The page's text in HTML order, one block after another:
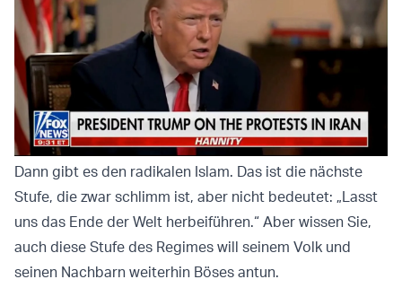
Dann gibt es den radikalen Islam. Das ist die nächste
Stufe, die zwar schlimm ist, aber nicht bedeutet: „Lasst
uns das Ende der Welt herbeiführen.“ Aber wissen Sie,
auch diese Stufe des Regimes will seinem Volk und
seinen Nachbarn weiterhin Böses antun.